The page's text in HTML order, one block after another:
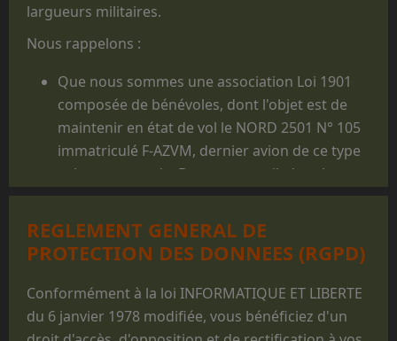
largueurs militaires.
Nous rappelons :
Que nous sommes une association Loi 1901
composée de bénévoles, dont l'objet est de
maintenir en état de vol le NORD 2501 N° 105
immatriculé F-AZVM, dernier avion de ce type
volant au monde. De cet appareil, dont la
largués des milliers de jeunes gens, et il reste
un appareil mythique dans le monde du
parachutisme militaire.
Que les prestations faites au profit des
structures militaires des 3 Armées ne sont
réalisées que pour des parachutages
REGLEMENT GENERAL DE
PROTECTION DES DONNEES (RGPD)
Conformément à la loi INFORMATIQUE ET LIBERTE
du 6 janvier 1978 modifiée, vous bénéficiez d'un